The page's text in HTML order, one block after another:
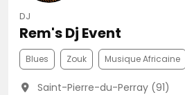
DJ
Rem's Dj Event
Blues Zouk Musique Africaine
Saint-Pierre-du-Perray (91)